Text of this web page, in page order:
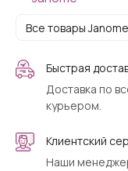
Все товары Janome
Быстрая
Доставка по
курьером.
Клиентский
Наши